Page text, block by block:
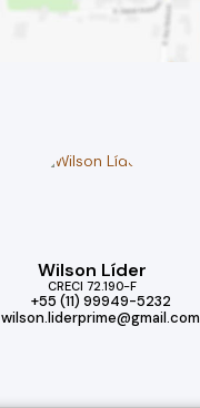
Wilson Líder
CRECI 72.190-F
+55 (11) 99949-5232
wilson.liderprime@gmail.com